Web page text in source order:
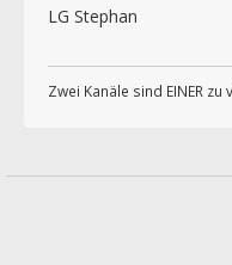
LG Stephan
Zwei Kanäle sind EINER zu